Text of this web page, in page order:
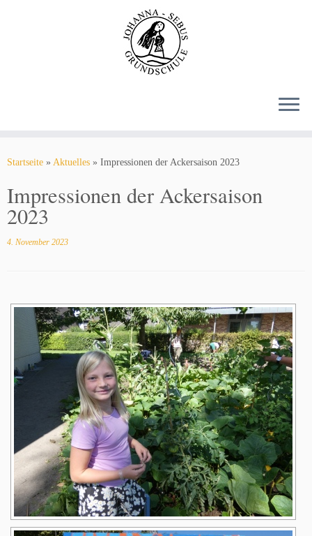
Startseite » Aktuelles » Impressionen der Ackersaison 2023
Impressionen der Ackersaison
2023
4. November 2023